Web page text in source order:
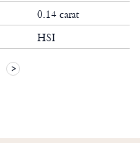
0.14 carat
HSI